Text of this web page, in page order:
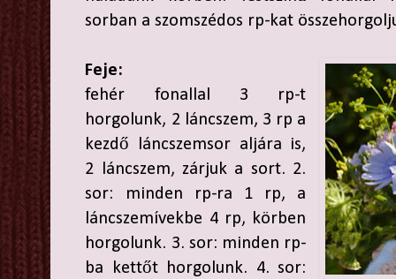
sorban a szomszédos rp-kat
Feje:
fehér fonallal 3 rp-t
horgolunk, 2 láncszem, 3 rp a
kezdő láncszemsor aljára is,
2 láncszem, zárjuk a sort. 2.
sor: minden rp-ra 1 rp, a
láncszemívekbe 4 rp, körben
horgolunk. 3. sor: minden rp-
ba kettőt horgolunk. 4. sor: